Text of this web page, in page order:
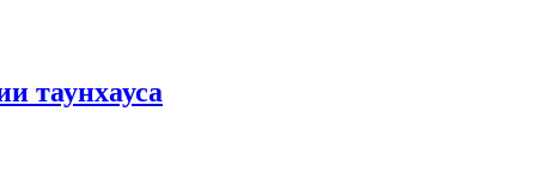
таунхауса